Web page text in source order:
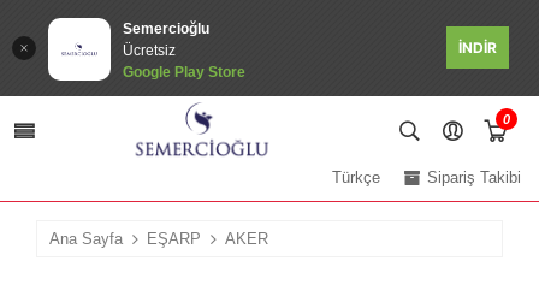
Semercioğlu
Ücretsiz
Google Play Store
İNDİR
0
Sipariş Takibi
Türkçe
Ana Sayfa EŞARP AKER